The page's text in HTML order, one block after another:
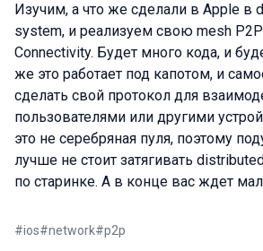
Изучим, а что же сделали в Apple в
system, и реализуем свою mesh
Connectivity. Будет много кода, и
же это работает под капотом, и
сделать свой протокол для
пользователями или другими
это не серебряная пуля, поэтому
лучше не стоит затягивать
по старинке. А в конце вас ждет
#ios#network#p2p